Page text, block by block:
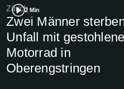
2 Min
Zürich
Zwei Männer
Unfall mit
Motorrad in
Oberengstringen